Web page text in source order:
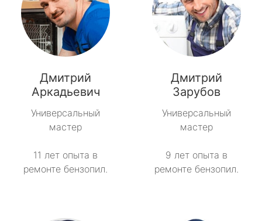
Дмитрий
Аркадьевич
Универсальный
мастер
11 лет опыта в
ремонте бензопил.
Дмитрий
Зарубов
Универсальный
мастер
9 лет опыта в
ремонте бензопил.